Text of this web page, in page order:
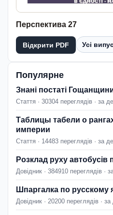
Перспектива 27
Відкрити PDF Усі
Популярне
Знані постаті
Стаття · 30304 переглядів · за
Таблицы табели о
империи
Стаття · 14483 переглядів · за
Розклад руху автобусів
Довідник · 384910 переглядів ·
Шпаргалка по русскому
Довідник · 20200 переглядів ·